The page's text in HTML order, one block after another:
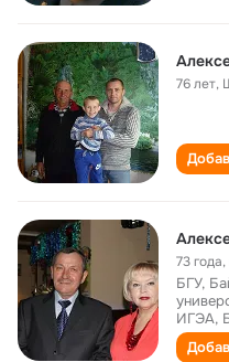
76 лет,
73 года,
БГУ,
ИГЭА,